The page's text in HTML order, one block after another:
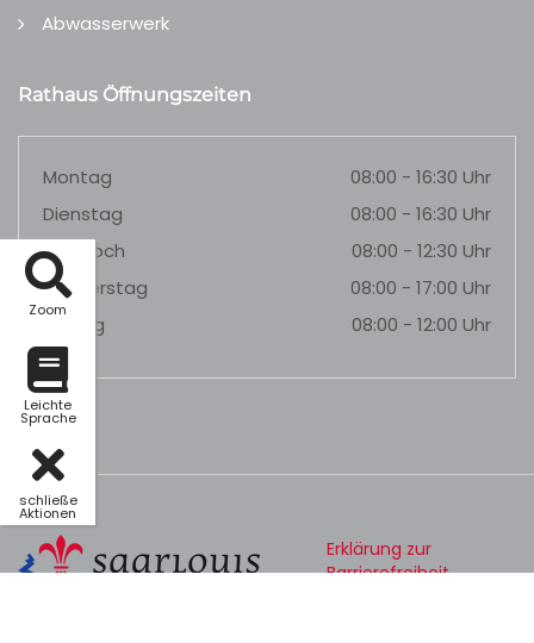
Zoom
Leichte
Sprache
schließe
Aktionen
Abwasserwerk
Rathaus Öffnungszeiten
Montag
08:00 - 16:30 Uhr
Dienstag
08:00 - 16:30 Uhr
Mittwoch
08:00 - 12:30 Uhr
Donnerstag
08:00 - 17:00 Uhr
Freitag
08:00 - 12:00 Uhr
Erklärung zur
Barrierefreiheit